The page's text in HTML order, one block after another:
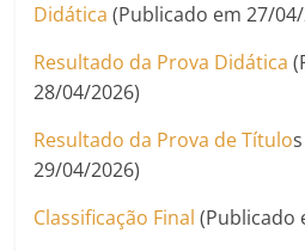
Didática (Publicado em 27/
Resultado da Prova Didática
28/04/2026)
Resultado da Prova de Título
29/04/2026)
Classificação Final (Publicado